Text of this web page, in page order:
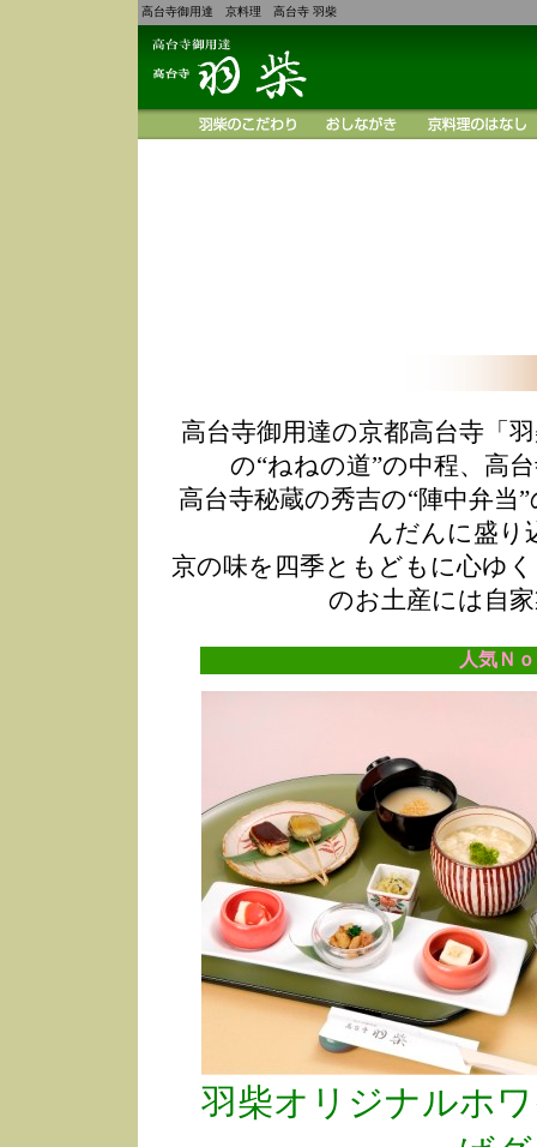
高台寺御用達 京料理 高台寺 羽柴
高台寺御用達の京都高台寺「
の“ねねの道”の中程、高
高台寺秘蔵の秀吉の“陣中弁
んだんに盛り
京の味を四季ともどもに心ゆ
のお土産には自
人気Ｎ
羽柴オリジナルホ